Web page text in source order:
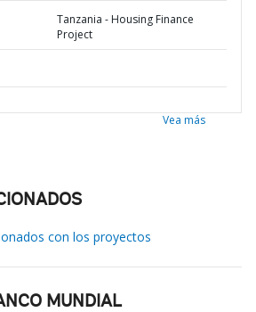
Tanzania - Housing Finance
Project
Vea más
con los proyectos
MUNDIAL